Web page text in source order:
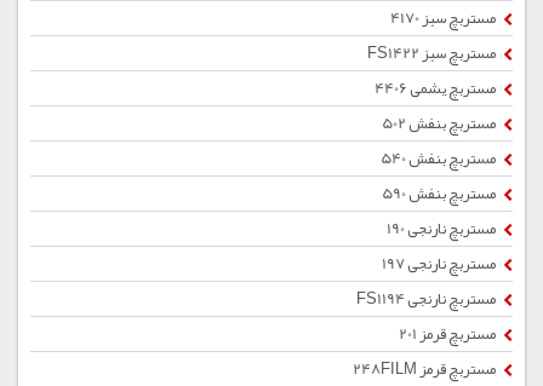
مستربچ سبز 4170
مستربچ سبز FS1422
مستربچ یشمی 4406
مستربچ بنفش 502
مستربچ بنفش 540
مستربچ بنفش 590
مستربچ نارنجی 190
مستربچ نارنجی 197
مستربچ نارنجی FS1194
مستربچ قرمز 201
مستربچ قرمز 248FILM